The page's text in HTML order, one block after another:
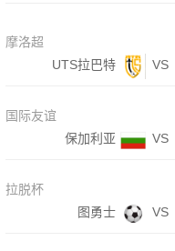
摩洛超
UTS拉巴特
VS
国际友谊
保加利亚
VS
拉脱杯
图勇士
VS